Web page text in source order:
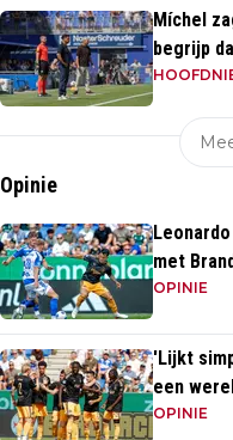
Míchel
begrijp
Opinie
met
bij Ajax'
OPINIE
'Lijkt
een
Eredivisie'
OPINIE